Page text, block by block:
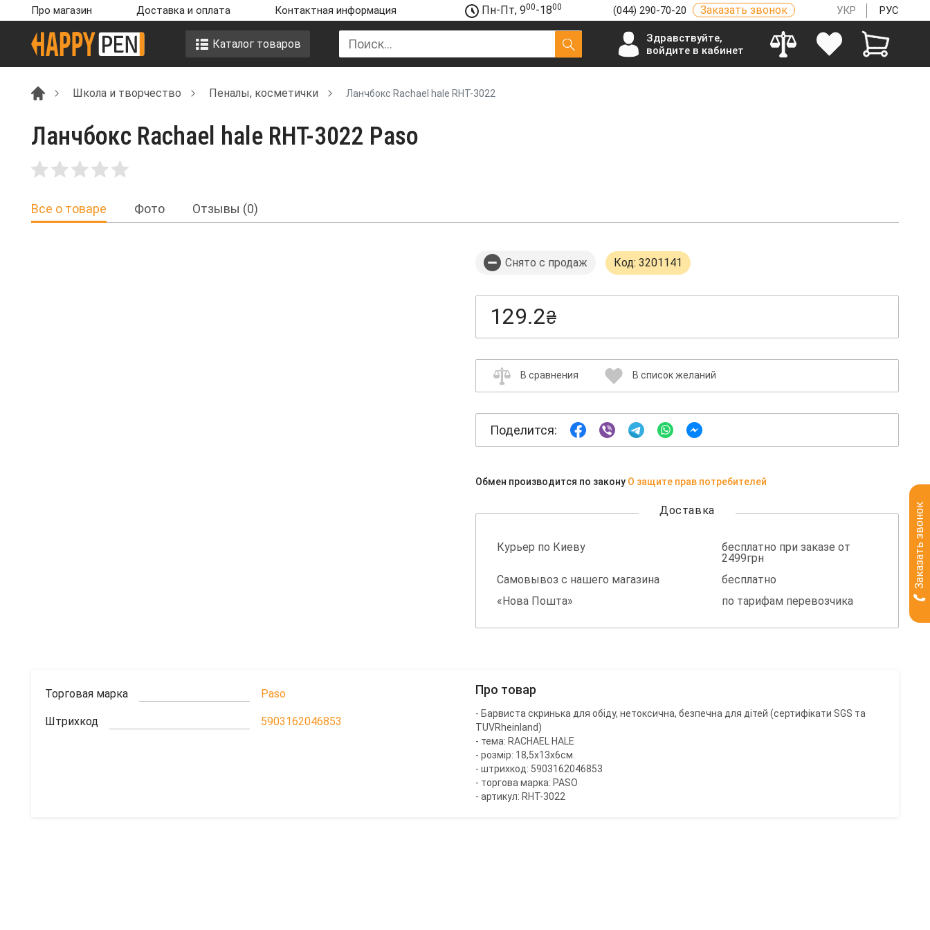
Про магазин Доставка и оплата Контактная информация Пн-Пт, 900-1800 (044) 290-70-20 Заказать звонок УКР РУС
Каталог товаров
Здравствуйте,
войдите в кабинет
Школа и творчество Пеналы, косметички Ланчбокс Rachael hale RHT-3022
Ланчбокс Rachael hale RHT-3022 Paso
Все о товаре Фото Отзывы (0)
Снято с продаж Код: 3201141
129.2₴
В сравнения В список желаний
Поделится:
Обмен производится по закону О защите прав потребителей
Доставка
Курьер по Киеву
бесплатно при заказе от
2499грн
Самовывоз с нашего магазина
бесплатно
«Нова Пошта»
по тарифам перевозчика
Торговая марка Paso
Штрихкод 5903162046853
Про товар
- Барвиста скринька для обіду, нетоксична, безпечна для дітей (сертифікати SGS та
TUVRheinland)
- тема: RACHAEL HALE
- розмір: 18,5x13x6см.
- штрихкод: 5903162046853
- торгова марка: PASO
- артикул: RHT-3022
Заказать звонок